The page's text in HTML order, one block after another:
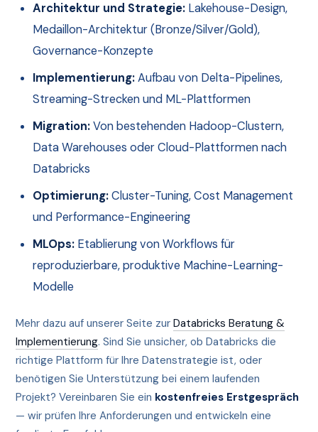
Architektur und Strategie: Lakehouse-Design,
Medaillon-Architektur (Bronze/Silver/Gold),
Governance-Konzepte
Implementierung:Aufbau von Delta-Pipelines,
Streaming-Strecken und ML-Plattformen
Migration:Von bestehenden Hadoop-Clustern,
Data Warehouses oder Cloud-Plattformen nach
Databricks
Optimierung:Cluster-Tuning, Cost Management
und Performance-Engineering
MLOps: Etablierung von Workflows für
reproduzierbare, produktive Machine-Learning-
Modelle
Mehr dazu auf unserer Seite zurDatabricks Beratung &
Implementierung. Sind Sie unsicher, ob Databricks die
richtige Plattform für Ihre Datenstrategie ist, oder
benötigen Sie Unterstützung bei einem laufenden
Projekt? Vereinbaren Sie ein kostenfreies Erstgespräch
— wir prüfen Ihre Anforderungen und entwickeln eine